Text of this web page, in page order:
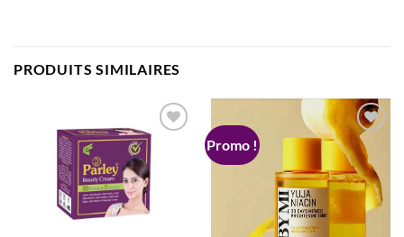
PRODUITS SIMILAIRES
à la liste
d’envies
Promo !
Ajouter
à la liste
d’envies